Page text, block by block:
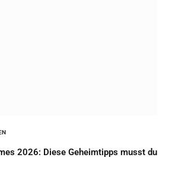
2026: Diese Geheimtipps musst du